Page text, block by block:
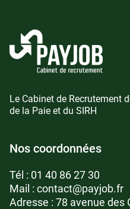
Le Cabinet de Recrutement
de la Paie et du SIRH
Nos coordonnées
Tél : 01 40 86 27 30
Mail : contact@payjob.fr
Adresse : 78 avenue des